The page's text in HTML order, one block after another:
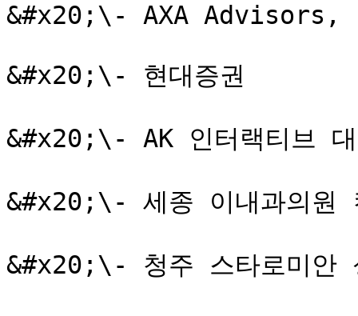
&#x20;\- AXA Advisors,
&#x20;\- 현대증권
&#x20;\- AK 인터랙티브
&#x20;\- 세종 이내과의원
&#x20;\- 청주 스타로미안